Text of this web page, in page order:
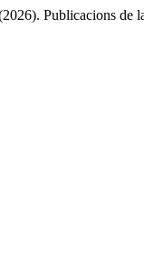
Publicacions de